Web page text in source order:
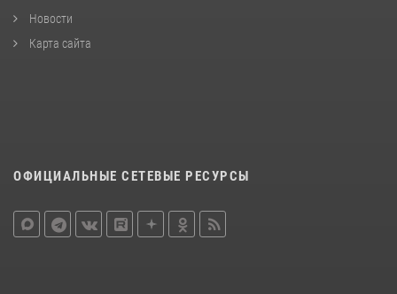
Новости
Карта сайта
ОФИЦИАЛЬНЫЕ СЕТЕВЫЕ РЕСУРСЫ